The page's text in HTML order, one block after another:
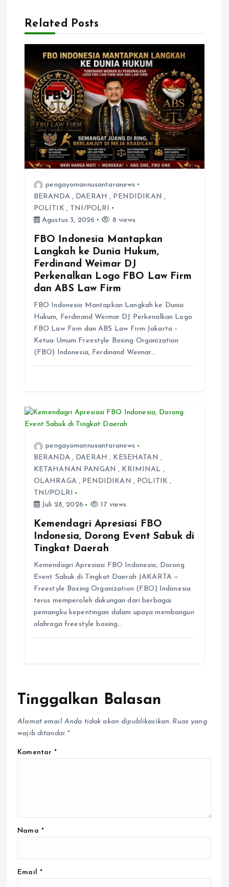
oRelated Posts
pengayomannusantaranews
BERANDA, DAERAH , PENDIDIKAN ,
POLITIK , TNI/POLRI
Agustus 3, 2026
8 views
FBO Indonesia Mantapkan
Langkah ke Dunia Hukum,
Ferdinand Weimar DJ
Perkenalkan Logo FBO Law Firm
dan ABS Law Firm
FBO Indonesia Mantapkan Langkah ke Dunia
Hukum, Ferdinand Weimar DJ Perkenalkan Logo
FBO Law Firm dan ABS Law Firm Jakarta –
Ketua Umum Freestyle Boxing Organization
(FBO) Indonesia, Ferdinand Weimar…
pengayomannusantaranews
BERANDA, DAERAH , KESEHATAN ,
KETAHANAN PANGAN , KRIMINAL ,
OLAHRAGA, PENDIDIKAN , POLITIK ,
TNI/POLRI
Juli 28, 2026
17 views
Kemendagri Apresiasi FBO
Indonesia, Dorong Event Sabuk di
Tingkat Daerah
Kemendagri Apresiasi FBO Indonesia, Dorong
Event Sabuk di Tingkat Daerah JAKARTA —
Freestyle Boxing Organization (FBO) Indonesia
terus memperoleh dukungan dari berbagai
pemangku kepentingan dalam upaya membangun
olahraga freestyle boxing…
Tinggalkan Balasan
Alamat email Anda tidak akan dipublikasikan. Ruas yang
wajib ditandai *
Komentar*
Nama *
Email *